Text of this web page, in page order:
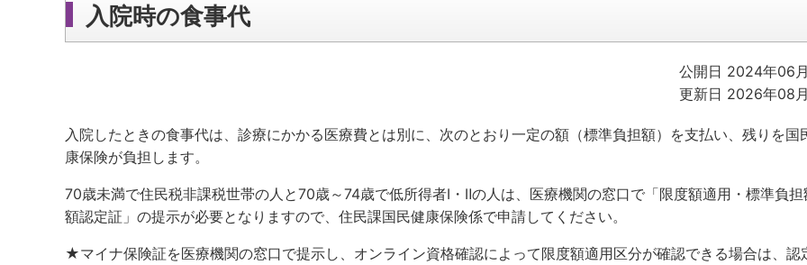
入院時の食事代
公開日 2024年06
更新日 2026年08
入院したときの食事代は、診療にかかる医療費とは別に、次のとおり一定の額（標準負担額）を支払い、残りを国
康保険が負担します。
70歳未満で住民税非課税世帯の人と70歳～74歳で低所得者Ⅰ・Ⅱの人は、医療機関の窓口で「限度額適用・標準負担
額認定証」の提示が必要となりますので、住民課国民健康保険係で申請してください。
★マイナ保険証を医療機関の窓口で提示し、オンライン資格確認によって限度額適用区分が確認できる場合は、認